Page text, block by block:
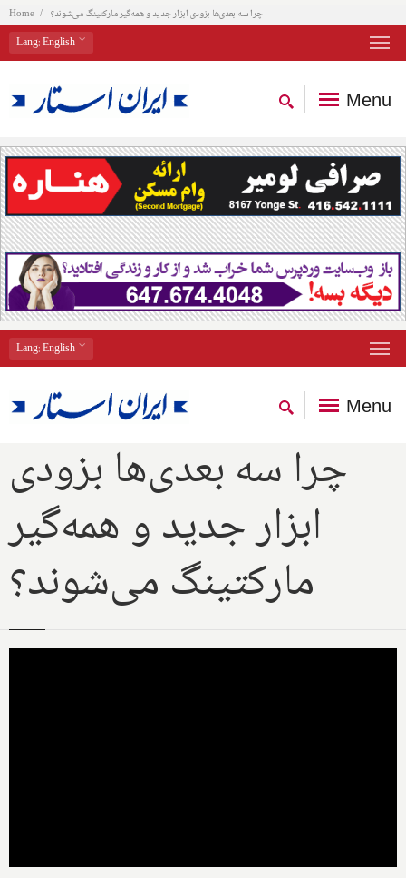
Home چرا سه بعدی‌ها بزودی ابزار جدید و همه‌گیر مارکتینگ می‌شوند؟
Lang: English
Menu
Lang: English
Menu
چرا سه بعدی‌ها بزودی
ابزار جدید و همه‌گیر
مارکتینگ می‌شوند؟